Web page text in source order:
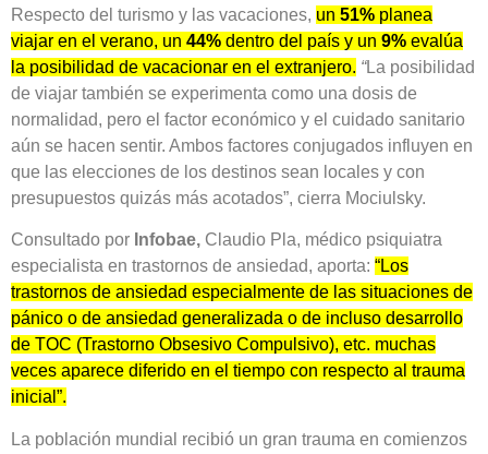
Respecto del turismo y las vacaciones, un 51% planea
viajar en el verano, un 44% dentro del país y un 9% evalúa
la posibilidad de vacacionar en el extranjero. “La posibilidad
de viajar también se experimenta como una dosis de
normalidad, pero el factor económico y el cuidado sanitario
aún se hacen sentir. Ambos factores conjugados influyen en
que las elecciones de los destinos sean locales y con
presupuestos quizás más acotados”, cierra Mociulsky.
Consultado por Infobae, Claudio Pla, médico psiquiatra
especialista en trastornos de ansiedad, aporta: “Los
trastornos de ansiedad especialmente de las situaciones de
pánico o de ansiedad generalizada o de incluso desarrollo
de TOC (Trastorno Obsesivo Compulsivo), etc. muchas
veces aparece diferido en el tiempo con respecto al trauma
inicial”.
La población mundial recibió un gran trauma en comienzos